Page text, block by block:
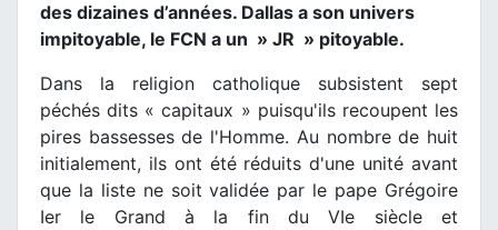
des dizaines d’années. Dallas a son univers
impitoyable, le FCN a un » JR » pitoyable.
Dans la religion catholique subsistent sept
péchés dits « capitaux » puisqu'ils recoupent les
pires bassesses de l'Homme. Au nombre de huit
initialement, ils ont été réduits d'une unité avant
que la liste ne soit validée par le pape Grégoire
Ier le Grand à la fin du VIe siècle et